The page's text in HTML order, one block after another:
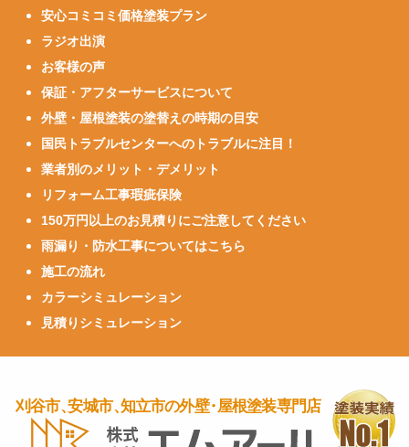
安心コミコミ価格塗装プラン
ラジオ出演
お客様の声
保証・アフターサービスについて
外壁・屋根塗装の塗替えの時期の目安
国民トラブルセンターへのトラブルに注目！
業者別のメリット・デメリット
リフォーム工事瑕疵保険
150万円以上のお見積りにご注意してください
雨漏り・防水工事についてはこちら
施工の流れ
カラーシミュレーション
見積りシミュレーション